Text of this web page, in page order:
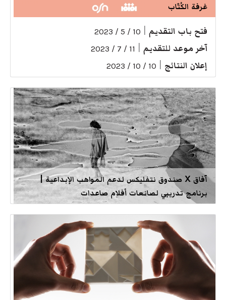
غرفة الكُتّاب
فتح باب التقديم 10 / 5 / 2023
آخر موعد للتقديم 11 / 7 / 2023
إعلان النتائج 10 / 10 / 2023
آفاق X صندوق نتفليكس لدعم المواهب الإبداعية |
برنامج تدريبي لصانعات أفلام صاعدات